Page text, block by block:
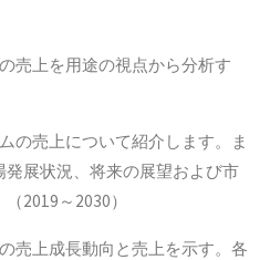
売上を用途の視点から分析す
の売上について紹介します。ま
展状況、将来の展望および市
2019～2030）
売上成長動向と売上を示す。各